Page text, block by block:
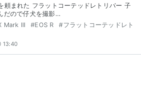
頼まれた フラットコーテッドレトリバー 子
だので仔犬を撮影…
Mark III #EOS R #フラットコーテッドレト
13:40